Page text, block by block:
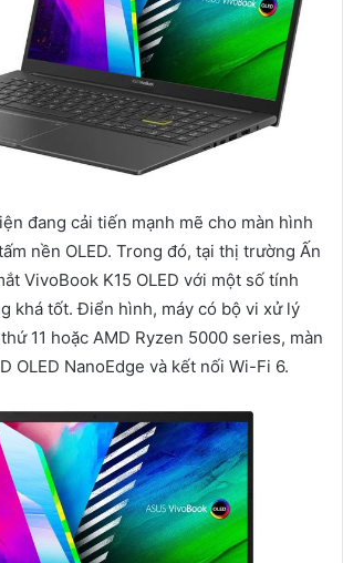
đang cải tiến mạnh mẽ cho màn hình
nền OLED. Trong đó, tại thị trường Ấn
VivoBook K15 OLED với một số tính
khá tốt. Điển hình, máy có bộ vi xử lý
11 hoặc AMD Ryzen 5000 series, màn
OLED NanoEdge và kết nối Wi-Fi 6.